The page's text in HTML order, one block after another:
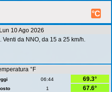
°C
Lun 10 Ago 2026
da NNO, da 15 a 25 km/h.
°F
06:44
69.3°
1
67.6°